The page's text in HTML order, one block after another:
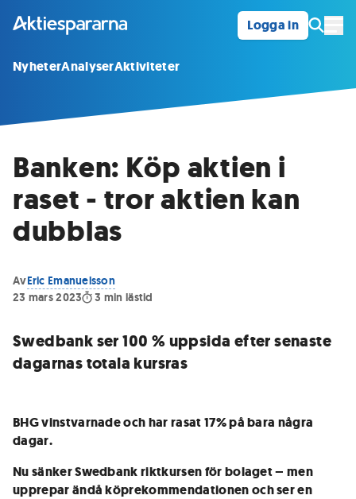
Logga in
NyheterAnalyserAktiviteter
Banken: Köp aktien i
raset - tror aktien kan
dubblas
AvEric Emanuelsson
23 mars 2023
3 min lästid
Swedbank ser 100 % uppsida efter senaste
dagarnas totala kursras
BHG vinstvarnade och har rasat 17% på bara några
dagar.
Nu sänker Swedbank riktkursen för bolaget – men
upprepar ändå köprekommendationen och ser en